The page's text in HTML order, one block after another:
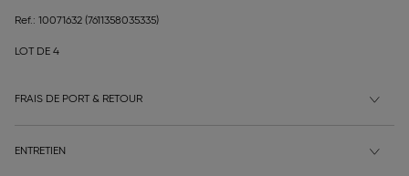
Ref.: 10071632 (7611358035335)
LOT DE 4
FRAIS DE PORT & RETOUR
ENTRETIEN